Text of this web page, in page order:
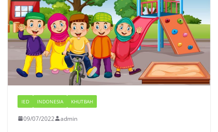
IED INDONESIA KHUTBAH
09/07/2022 admin